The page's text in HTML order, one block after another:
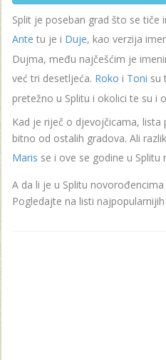
Split je poseban grad što se tiče
Ante tu je i Duje, kao verzija
Dujma, među najčešćim je
već tri desetljeća. Roko i Toni su
pretežno u Splitu i okolici te su i
Kad je riječ o djevojčicama, lista
bitno od ostalih gradova. Ali
Maris se i ove se godine u
A da li je u Splitu
Pogledajte na listi